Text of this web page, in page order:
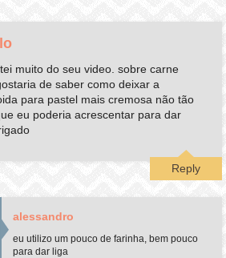
muito do seu video. sobre carne
de saber como deixar a
para pastel mais cremosa não tão
eu poderia acrescentar para dar
Reply
alessandro
eu utilizo um pouco de farinha, bem pouco
para dar liga